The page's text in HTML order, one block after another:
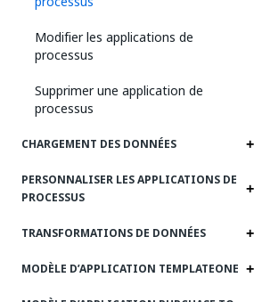
Modifier les applications de
processus
Supprimer une application de
processus
CHARGEMENT DES DONNÉES
PERSONNALISER LES APPLICATIONS DE
PROCESSUS
TRANSFORMATIONS DE DONNÉES
MODÈLE D’APPLICATION TEMPLATEONE